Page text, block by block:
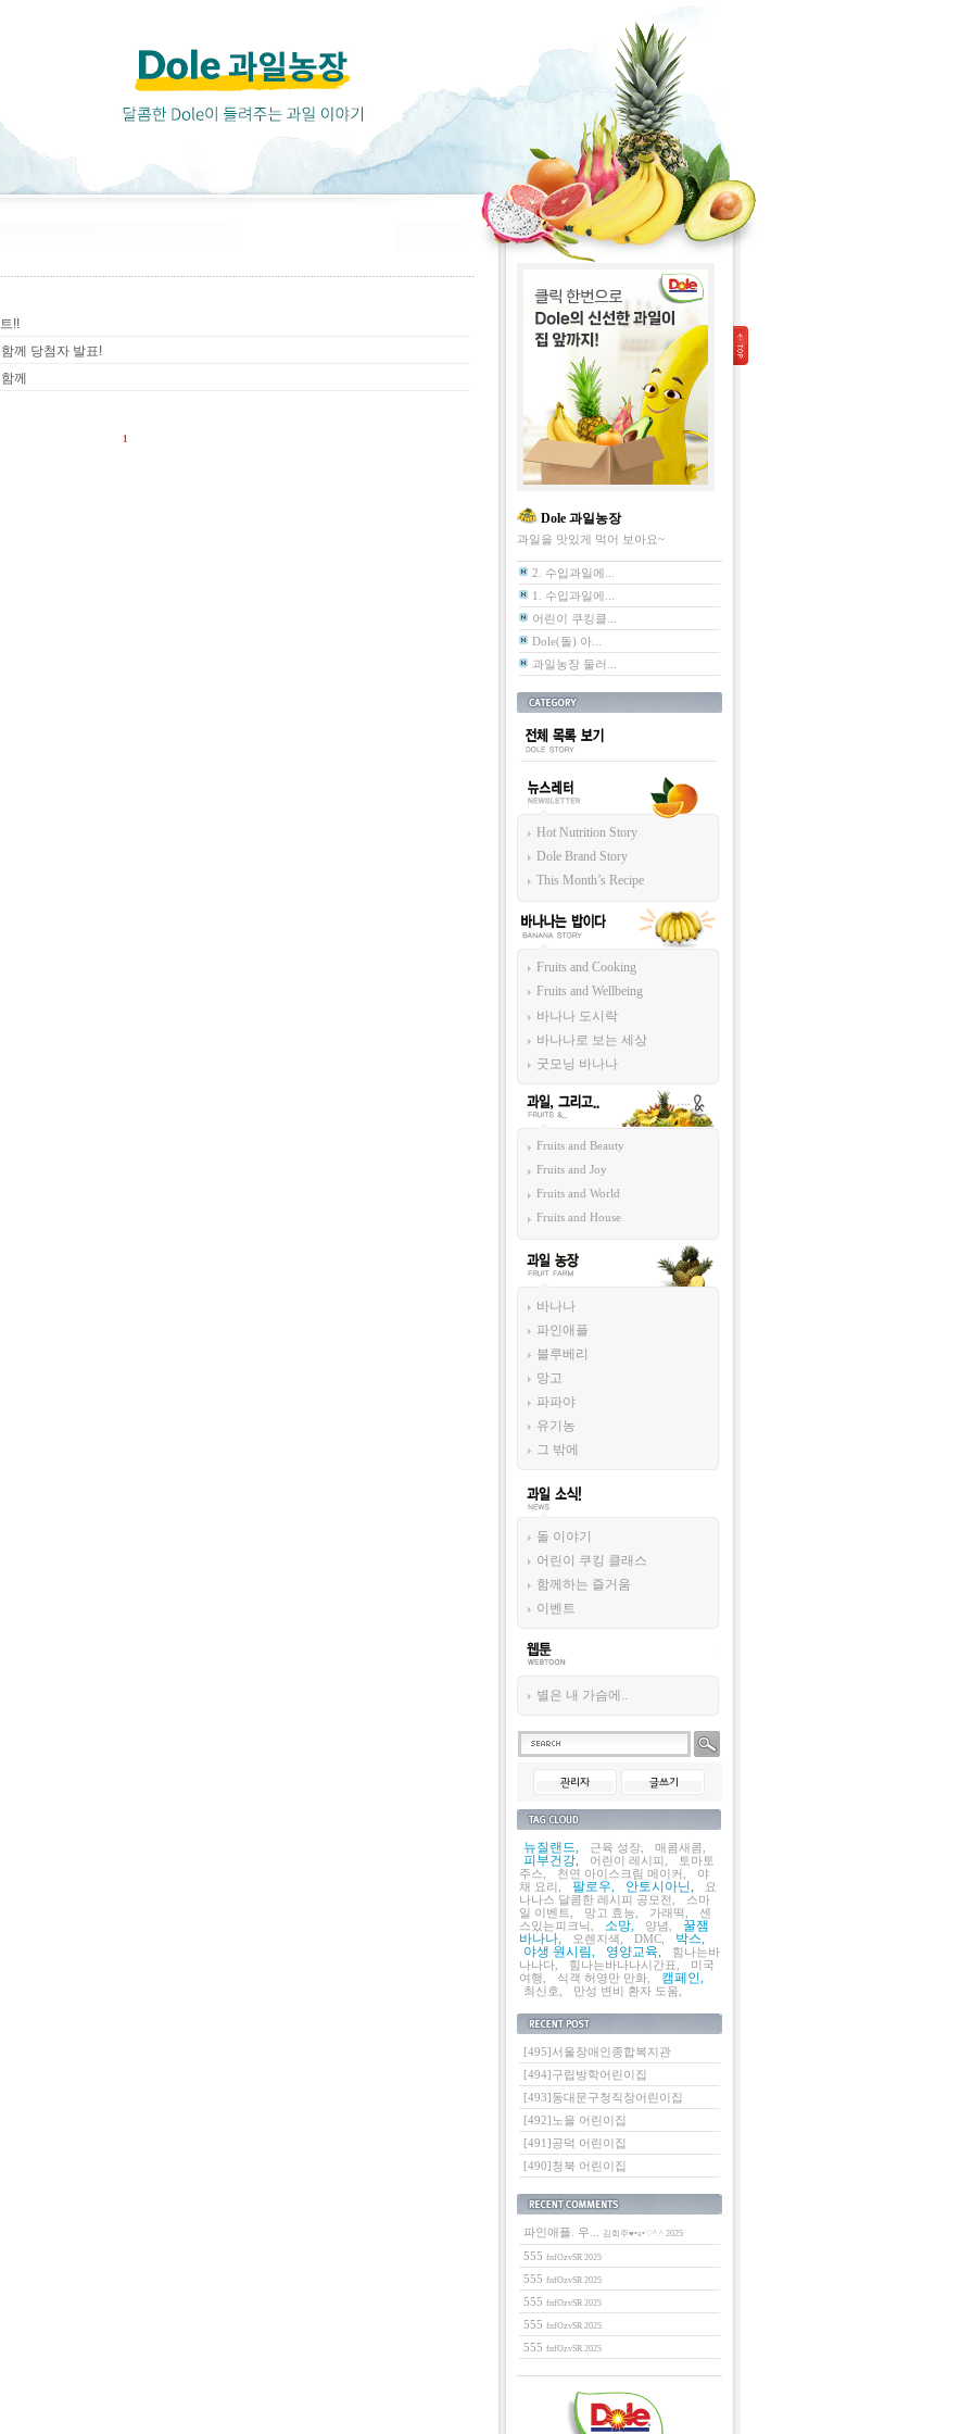
!!
께 당첨자 발표!
께
1
Dole 과일농장
과일을 맛있게 먹어 보아요~
2. 수입과일에...
1. 수입과일에...
어린이 쿠킹클...
Dole(돌) 아...
과일농장 둘러...
뉴스레터
Hot Nutrition Story
Dole Brand Story
This Month’s Recipe
바나나는 밥이다
Fruits and Cooking
Fruits and Wellbeing
바나나 도시락
바나나로 보는 세상
굿모닝 바나나
과일 그리고...
Fruits and Beauty
Fruits and Joy
Fruits and World
Fruits and House
과일 농장
바나나
파인애플
블루베리
망고
파파야
유기농
그 밖에
과일 소식!
돌 이야기
어린이 쿠킹 클래스
함께하는 즐거움
이벤트
웹툰별은 내 가슴에..
태그목록
뉴질랜드, 근육 성장, 매콤새콤,
피부건강, 어린이 레시피,
토마토
주스,
천연 아이스크림 메이커,
야
채 요리,
팔로우, 안토시아닌,
요
나나스 달콤한 레시피 공모전,
스마
일 이벤트,
망고 효능, 가래떡,
센
스있는피크닉,
소망, 양념,
꿀잼
바나나,
오렌지색, DMC,
박스,
야생 원시림,
영양교육,
힘나는바
나나다,
힘나는바나나시간표,
미국
여행,
식객 허영만 만화, 캠페인,
최신호, 만성 변비 환자 도움,
[495]서울장애인종합복지관
[494]구립방학어린이집
[493]동대문구청직장어린이집
[492]노을 어린이집
[491]공덕 어린이집
[490]청북 어린이집
파인애플. 우... 김희주♥•ɞ•♡^.^ 2025
555 fnfOzvSR 2025
555 fnfOzvSR 2025
555 fnfOzvSR 2025
555 fnfOzvSR 2025
555 fnfOzvSR 2025